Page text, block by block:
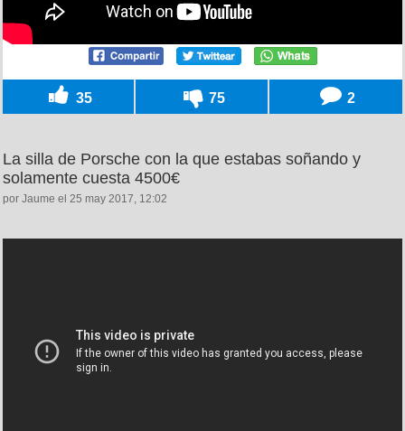
35 75 2
La silla de Porsche con la que estabas soñando y
solamente cuesta 4500€
por Jaume el 25 may 2017, 12:02